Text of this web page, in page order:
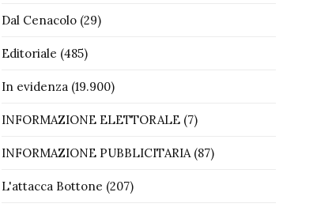
Dal Cenacolo(29)
Editoriale (485)
In evidenza(19.900)
INFORMAZIONE ELETTORALE(7)
INFORMAZIONE PUBBLICITARIA(87)
L'attacca Bottone (207)